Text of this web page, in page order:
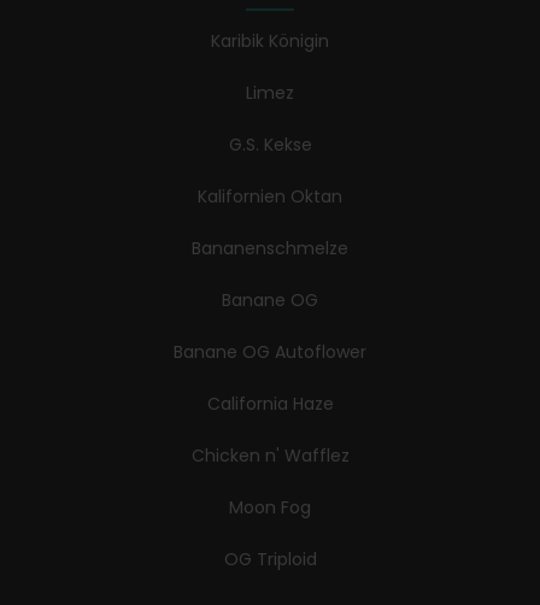
Karibik Königin
Limez
G.S. Kekse
Kalifornien Oktan
Bananenschmelze
Banane OG
Banane OG Autoflower
California Haze
Chicken n' Wafflez
Moon Fog
OG Triploid